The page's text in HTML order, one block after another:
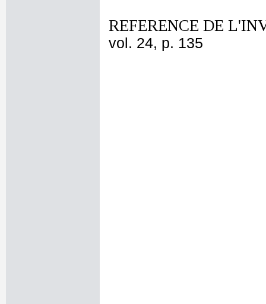
REFERENCE DE
vol. 24, p. 135